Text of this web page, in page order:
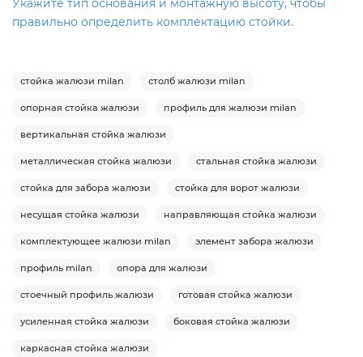
Укажите тип основания и монтажную высоту, чтобы
правильно определить комплектацию стойки.
стойка жалюзи milan столб жалюзи milan
опорная стойка жалюзи профиль для жалюзи milan
вертикальная стойка жалюзи
металлическая стойка жалюзи стальная стойка жалюзи
стойка для забора жалюзи стойка для ворот жалюзи
несущая стойка жалюзи направляющая стойка жалюзи
комплектующее жалюзи milan элемент забора жалюзи
профиль milan опора для жалюзи
стоечный профиль жалюзи готовая стойка жалюзи
усиленная стойка жалюзи боковая стойка жалюзи
каркасная стойка жалюзи